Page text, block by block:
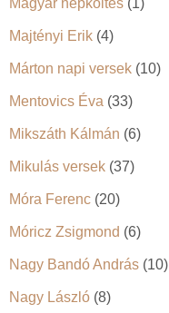
Majtényi Erik (4)
Márton napi versek (10)
Mentovics Éva (33)
Mikszáth Kálmán (6)
Mikulás versek (37)
Móra Ferenc (20)
Móricz Zsigmond (6)
Nagy Bandó András (10)
Nagy László (8)